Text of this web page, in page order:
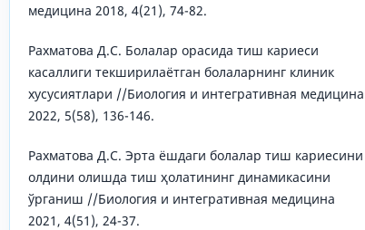
медицина 2018, 4(21), 74-82.
Рахматова Д.С. Болалар орасида тиш кариеси
касаллиги текширилаётган болаларнинг клиник
хусусиятлари //Биология и интегративная медицина
2022, 5(58), 136-146.
Рахматова Д.С. Эрта ёшдаги болалар тиш кариесини
олдини олишда тиш ҳолатининг динамикасини
ўрганиш //Биология и интегративная медицина
2021, 4(51), 24-37.